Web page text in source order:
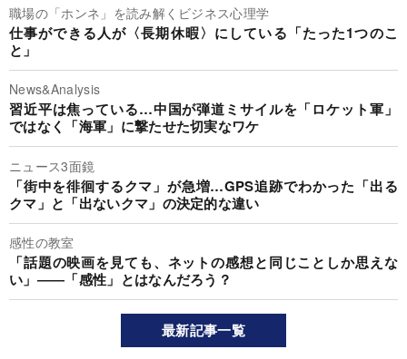
職場の「ホンネ」を読み解くビジネス心理学
仕事ができる人が〈長期休暇〉にしている「たった1つのこ
と」
News&Analysis
習近平は焦っている…中国が弾道ミサイルを「ロケット軍」
ではなく「海軍」に撃たせた切実なワケ
ニュース3面鏡
「街中を徘徊するクマ」が急増…GPS追跡でわかった「出る
クマ」と「出ないクマ」の決定的な違い
感性の教室
「話題の映画を見ても、ネットの感想と同じことしか思えな
い」――「感性」とはなんだろう？
最新記事一覧